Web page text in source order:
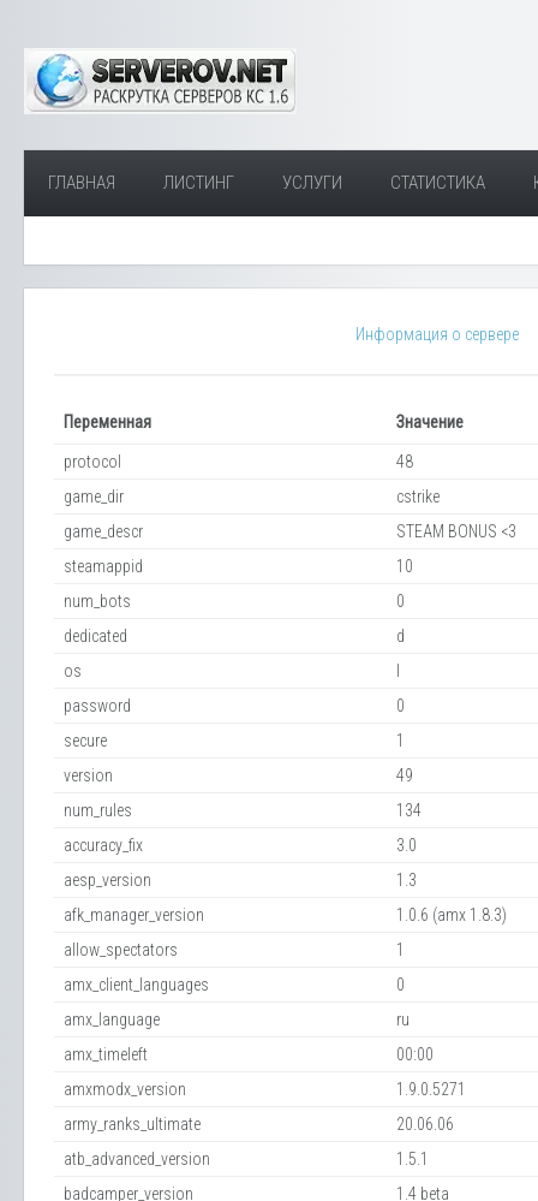
ГЛАВНАЯ ЛИСТИНГ УСЛУГИ СТАТИСТИКА
Информация о сервере
Переменная Значение
protocol
48
game_dir
cstrike
game_descr
STEAM BONUS <3
steamappid
10
num_bots
0
dedicated
d
os
password
0
secure
1
version
49
num_rules
134
accuracy_fix
3.0
aesp_version
1.3
afk_manager_version
1.0.6 (amx 1.8.3)
allow_spectators
1
amx_client_languages
0
amx_language
ru
amx_timeleft
00:00
amxmodx_version
1.9.0.5271
army_ranks_ultimate
20.06.06
atb_advanced_version
1.5.1
badcamper_version
1.4 beta